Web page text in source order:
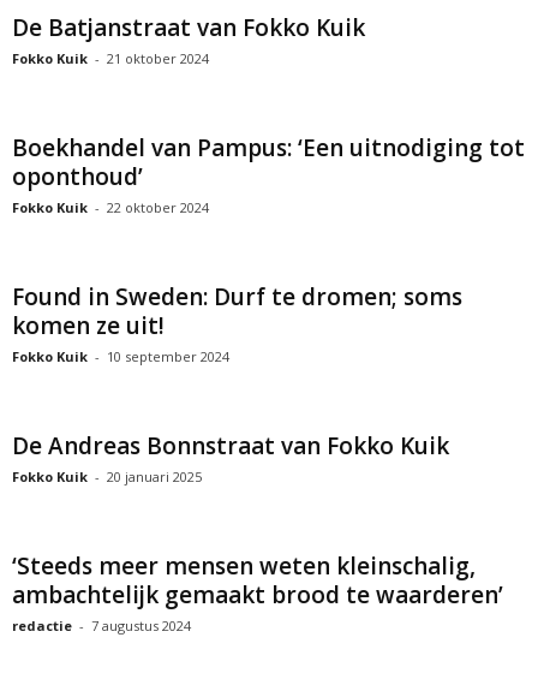
De Batjanstraat van Fokko Kuik
Fokko Kuik - 21 oktober 2024
Boekhandel van Pampus: ‘Een uitnodiging tot
oponthoud’
Fokko Kuik - 22 oktober 2024
Found in Sweden: Durf te dromen; soms
komen ze uit!
Fokko Kuik - 10 september 2024
De Andreas Bonnstraat van Fokko Kuik
Fokko Kuik - 20 januari 2025
‘Steeds meer mensen weten kleinschalig,
ambachtelijk gemaakt brood te waarderen’
redactie - 7 augustus 2024